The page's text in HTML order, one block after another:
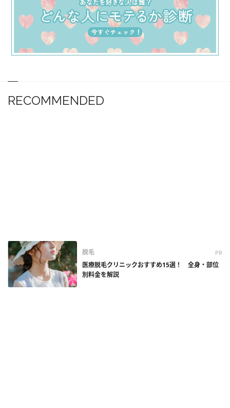
RECOMMENDED
脱毛 PR
医療脱毛クリニックおすすめ15選！ 全身・部位
別料金を解説